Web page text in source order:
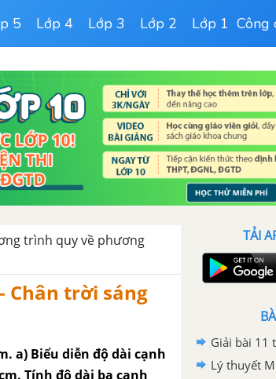
5 Lớp 4 Lớp 3 Lớp 2 Lớp 1 Công
trình quy về phương
Chân trời sáng
a) Biểu diễn độ dài cạnh
Tính độ dài ba cạnh
TẢI